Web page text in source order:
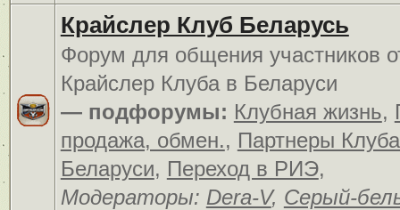
Крайслер Клуб Беларусь
Форум для общения участников
Крайслер Клуба в Беларуси
— подфорумы: Клубная жизнь,
продажа, обмен., Партнеры
Беларуси, Переход в РИЭ,
Модераторы: Dera-V, Серый-